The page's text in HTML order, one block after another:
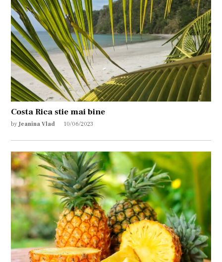
Costa Rica stie mai bine
by Jeanina Vlad 10/06/2023